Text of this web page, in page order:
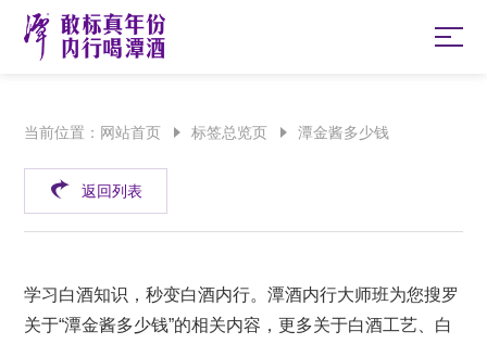
当前位置： 网站首页 标签总览页 潭金酱多少钱
返回列表
学习白酒知识，秒变白酒内行。潭酒内行大师班为您搜罗
关于“潭金酱多少钱”的相关内容，更多关于白酒工艺、白